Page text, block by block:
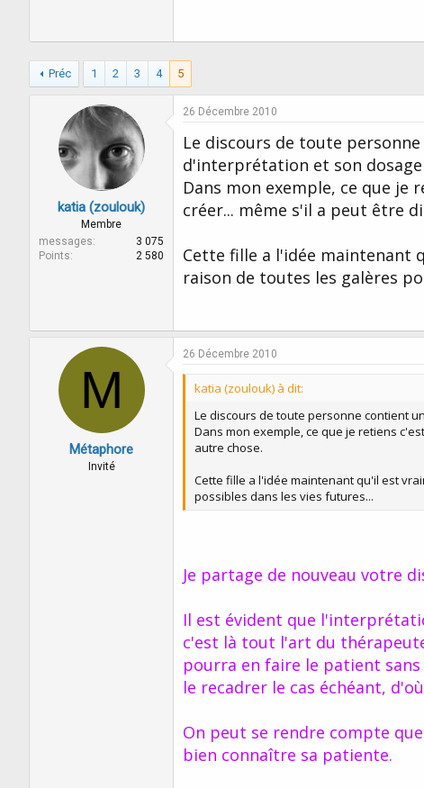
Préc 1 2 3 4 5
katia (zoulouk)
Membre
messages
3 075
Points
2 580
26 Décembre 2010
Le discours de toute
d'interprétation et son dosage
Dans mon exemple, ce que
créer... même s'il a peut être
Cette fille a l'idée maintenant
raison de toutes les galères
M
Métaphore
Invité
26 Décembre 2010
katia (zoulouk) à dit:
Le discours de toute personne contient
Dans mon exemple, ce que je retiens
autre chose.
Cette fille a l'idée maintenant qu'il est
possibles dans les vies futures...
Je partage de nouveau votre
Il est évident que
c'est là tout l'art du
pourra en faire le patient
le recadrer le cas échéant,
On peut se rendre compte
bien connaître sa patiente.